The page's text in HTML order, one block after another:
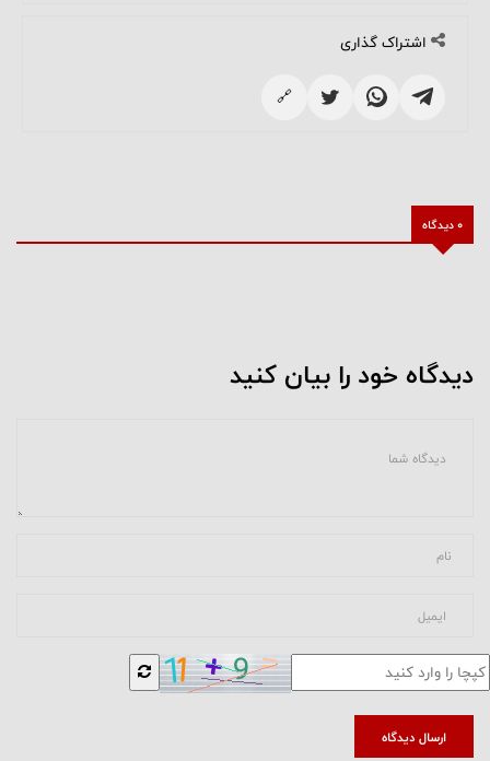
اشتراک گذاری
🔗
0 دیدگاه
دیدگاه خود را بیان کنید
ارسال دیدگاه